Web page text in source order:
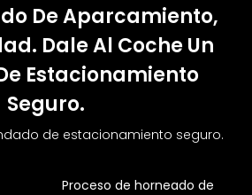
De Aparcamiento,
Dale Al Coche Un
Estacionamiento
Seguro.
de estacionamiento seguro.
Proceso de horneado de